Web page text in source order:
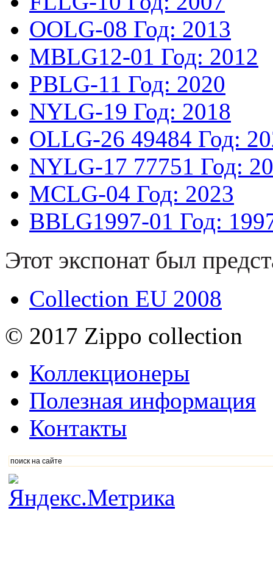
OOLG-08 Год: 2013
MBLG12-01 Год: 2012
PBLG-11 Год: 2020
NYLG-19 Год: 2018
OLLG-26 49484 Год:
NYLG-17 77751 Год:
MCLG-04 Год: 2023
BBLG1997-01 Год:
Этот экспонат был
Collection EU 2008
© 2017 Zippo collection
Коллекционеры
Полезная информация
Контакты